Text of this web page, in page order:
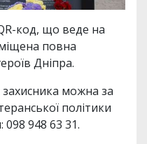
код, що веде на
повна
Дніпра.
можна за
політики
098 948 63 31.